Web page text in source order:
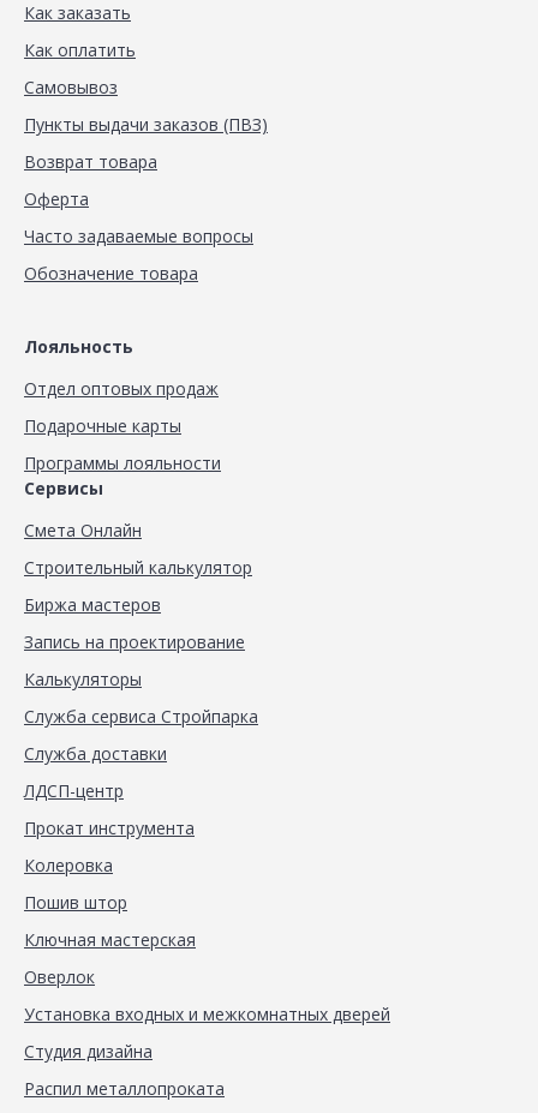
Как заказать
Как оплатить
Самовывоз
Пункты выдачи заказов (ПВЗ)
Возврат товара
Оферта
Часто задаваемые вопросы
Обозначение товара
Лояльность
Отдел оптовых продаж
Подарочные карты
Программы лояльности
Сервисы
Смета Онлайн
Строительный калькулятор
Биржа мастеров
Запись на проектирование
Калькуляторы
Служба сервиса Стройпарка
Служба доставки
ЛДСП-центр
Прокат инструмента
Колеровка
Пошив штор
Ключная мастерская
Оверлок
Установка входных и межкомнатных дверей
Студия дизайна
Распил металлопроката